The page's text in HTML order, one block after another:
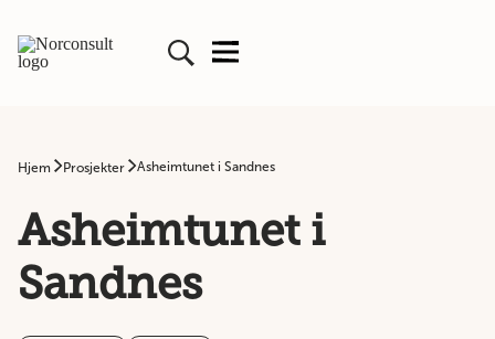
Hjem Prosjekter Asheimtunet i Sandnes
Asheimtunet i
Sandnes